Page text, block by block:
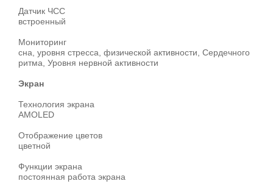
Датчик ЧСС
встроенный
Мониторинг
сна, уровня стресса, физической активности, Сердечного
ритма, Уровня нервной активности
Экран
Технология экрана
AMOLED
Отображение цветов
цветной
Функции экрана
постоянная работа экрана